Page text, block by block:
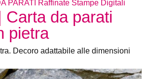
PARATI Raffinate Stampe Digitali
da parati mattoni
Decoro adattabile alle dimensioni